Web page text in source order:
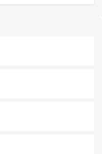
を楽しめる外せないスポット